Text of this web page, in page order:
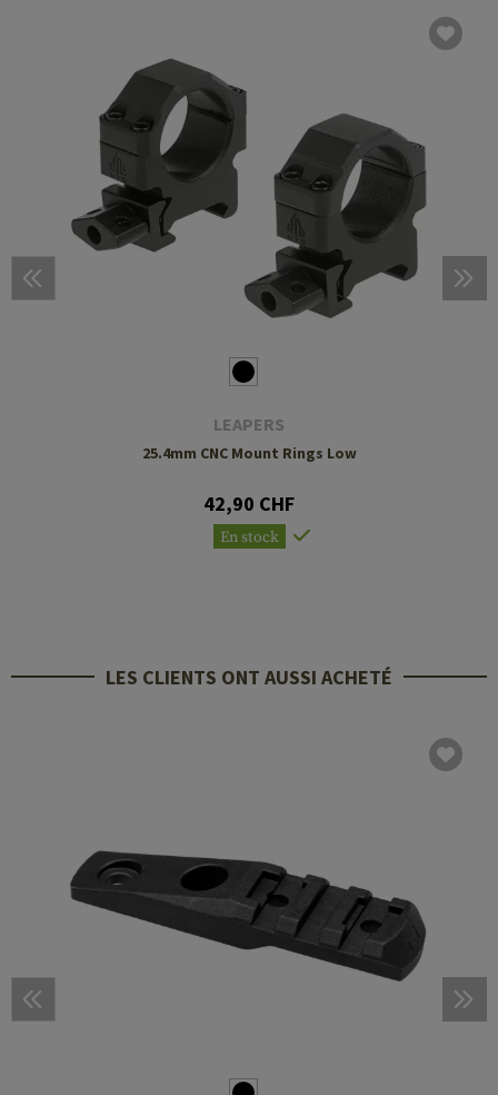
LEAPERS
25.4mm CNC Mount Rings Low
42,90 CHF
En stock
LES CLIENTS ONT AUSSI ACHETÉ